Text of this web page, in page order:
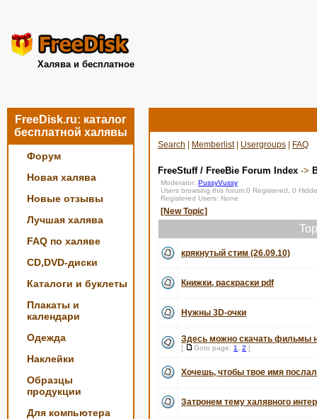
Халява и бесплатное
FreeDisk.ru: каталог
бесплатной халявы
Форум
Новая халява
Новые отзывы
Лучшая халява
FAQ по халяве
CD,DVD-диски
Каталоги и буклеты
Плакаты и
календари
Одежда
Наклейки
Образцы
продукции
Для компьютера
Search Memberlist| Usergroups FAQ
FreeStuff / FreeBie Forum Index ->
Moderator: PussyVussy
Users browsing this forum:0 Registered, 0
Registered Users: None
[New Topic]
крякнутый стим (26.09.10)
Книжки, раскраски pdf
Нужны 3D-очки
Здесь можно скачать фильмы
[ Goto page: 1 2 ]
Хочешь, чтобы твое имя
Затронем тему халявного